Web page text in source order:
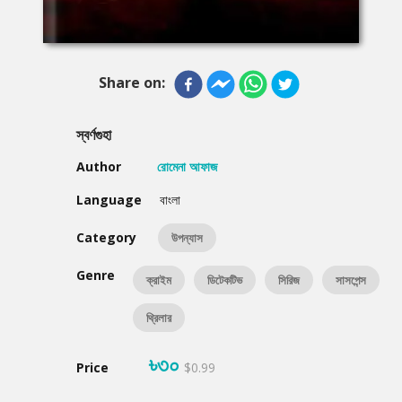
Share on:
স্বর্ণগুহা
Author
রোমেনা আফাজ
Language
বাংলা
Category উপন্যাস
Genre ক্রাইম ডিটেকটিভ সিরিজ সাসপেন্স
থ্রিলার
Price ৳৩০ $0.99